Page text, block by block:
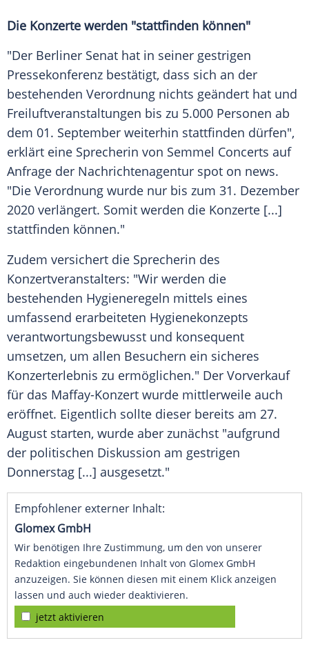
Die Konzerte werden "stattfinden können"
"Der Berliner Senat hat in seiner gestrigen
Pressekonferenz bestätigt, dass sich an der
bestehenden Verordnung nichts geändert hat und
Freiluftveranstaltungen bis zu 5.000 Personen ab
dem 01. September weiterhin stattfinden dürfen",
erklärt eine Sprecherin von Semmel Concerts auf
Anfrage der Nachrichtenagentur spot on news.
"Die Verordnung wurde nur bis zum 31. Dezember
2020 verlängert. Somit werden die Konzerte [...]
stattfinden können."
Zudem versichert die Sprecherin des
Konzertveranstalters: "Wir werden die
bestehenden Hygieneregeln mittels eines
umfassend erarbeiteten Hygienekonzepts
verantwortungsbewusst und konsequent
umsetzen, um allen Besuchern ein sicheres
Konzerterlebnis zu ermöglichen." Der Vorverkauf
für das Maffay-Konzert wurde mittlerweile auch
eröffnet. Eigentlich sollte dieser bereits am 27.
August starten, wurde aber zunächst "aufgrund
der politischen Diskussion am gestrigen
Donnerstag [...] ausgesetzt."
Empfohlener externer Inhalt:
Glomex GmbH
Wir benötigen Ihre Zustimmung, um den von unserer
Redaktion eingebundenen Inhalt von Glomex GmbH
anzuzeigen. Sie können diesen mit einem Klick anzeigen
lassen und auch wieder deaktivieren.
jetzt aktivieren